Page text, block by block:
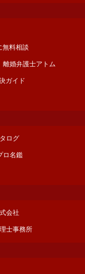
無料相談
離婚弁護士アトム
ガイド
ログ
ロ名鑑
会社
士事務所